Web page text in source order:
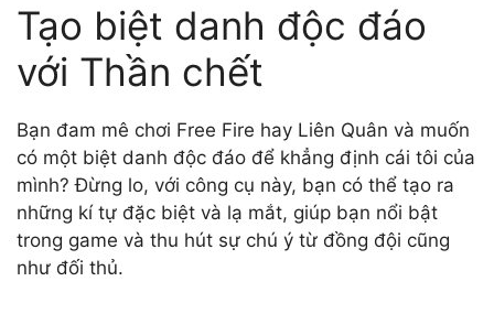
Tạo biệt danh độc đáo
với Thần chết
Bạn đam mê chơi Free Fire hay Liên Quân và muốn
có một biệt danh độc đáo để khẳng định cái tôi của
mình? Đừng lo, với công cụ này, bạn có thể tạo ra
những kí tự đặc biệt và lạ mắt, giúp bạn nổi bật
trong game và thu hút sự chú ý từ đồng đội cũng
như đối thủ.